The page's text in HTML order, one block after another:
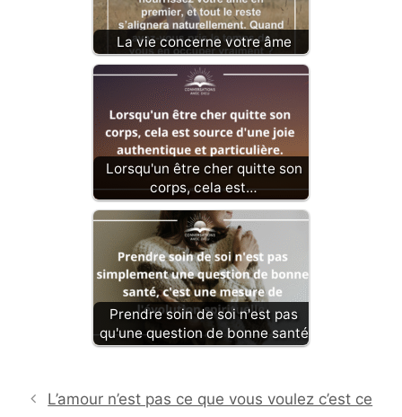
La vie concerne votre âme
Lorsqu'un être cher quitte son
corps, cela est…
Prendre soin de soi n'est pas
qu'une question de bonne santé
L’amour n’est pas ce que vous voulez c’est ce